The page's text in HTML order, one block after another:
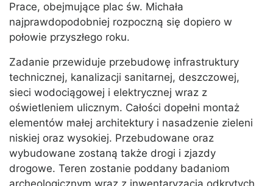
Prace, obejmujące plac św. Michała
najprawdopodobniej rozpoczną się dopiero w
połowie przyszłego roku.
Zadanie przewiduje przebudowę infrastruktury
technicznej, kanalizacji sanitarnej, deszczowej,
sieci wodociągowej i elektrycznej wraz z
oświetleniem ulicznym. Całości dopełni montaż
elementów małej architektury i nasadzenie zieleni
niskiej oraz wysokiej. Przebudowane oraz
wybudowane zostaną także drogi i zjazdy
drogowe. Teren zostanie poddany badaniom